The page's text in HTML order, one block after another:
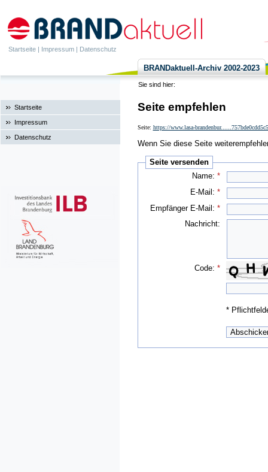
Startseite | Impressum | Datenschutz
BRANDaktuell-Archiv 2002-2023
Sie sind hier:
Startseite
Impressum
Datenschutz
Seite empfehlen
Seite: https://www.lasa-
Wenn Sie diese Seite
Seite versenden
Name:*
E-Mail:*
Empfänger E-Mail:*
Nachricht:
Code:*
*